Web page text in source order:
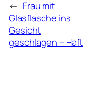
← Frau mit
Glasflasche ins
Gesicht
geschlagen – Haft